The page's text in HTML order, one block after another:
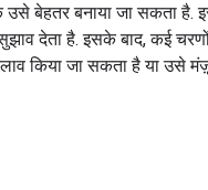
बेहतर बनाया जा सकता है.
देता है. इसके बाद, कई
किया जा सकता है या उसे